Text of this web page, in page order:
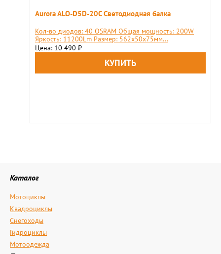
Aurora ALO-D5D-20C Светодиодная балка
Кол-во диодов: 40 OSRAM Общая мощность: 200W
Яркость: 11200Lm Размер: 562х50х75мм...
Цена: 10 490 ₽
Каталог
Мотоциклы
Квадроциклы
Снегоходы
Гидроциклы
Мотоодежда